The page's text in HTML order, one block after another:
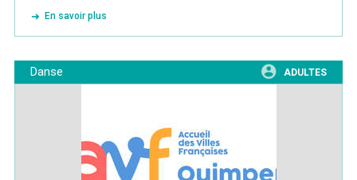
En savoir plus
Danse ADULTES